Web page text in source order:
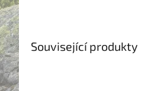
Související produkty